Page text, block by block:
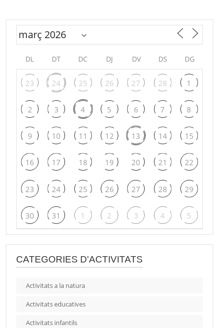
DL DT DC DJ DV DS DG
23 24 25 26 27 28 1
2 3 4 5 6 7 8
9 10 11 12 13 14 15
16 17 18 19 20 21 22
23 24 25 26 27 28 29
30 31 1 2 3 4 5
CATEGORIES D'ACTIVITATS
Activitats a la natura
Activitats educatives
Activitats infantils